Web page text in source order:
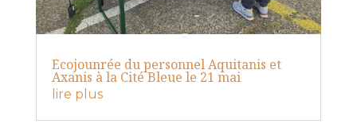
Ecojounrée du personnel Aquitanis et
Axanis à la Cité Bleue le 21 mai
lire plus